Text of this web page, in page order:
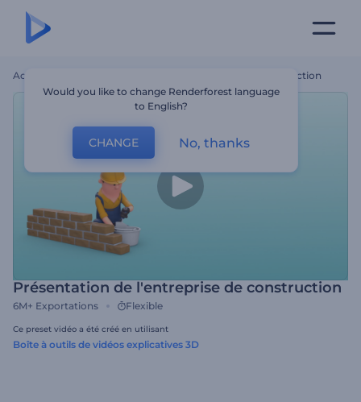
Accueil Présentation De L'entreprise De Construction
Présentation de l'entreprise de construction
6M+ Exportations Flexible
Ce preset vidéo a été créé en utilisant
Boîte à outils de vidéos explicatives 3D
Would you like to change Renderforest language
to English?
CHANGE No, thanks